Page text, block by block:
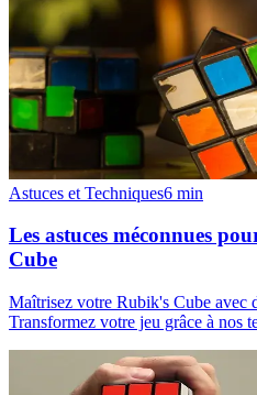
Astuces et Techniques6 min
Les astuces méconnues
Cube
Maîtrisez votre Rubik's Cube avec
Transformez votre jeu grâce à nos